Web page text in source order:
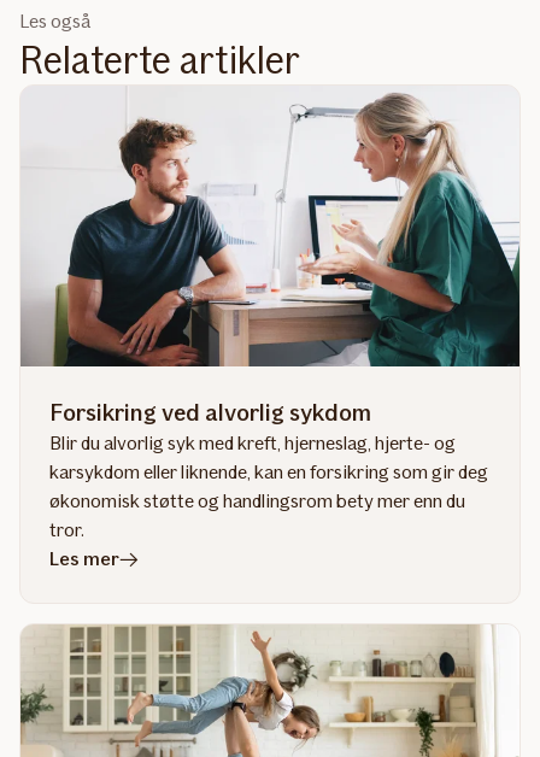
Les også
Relaterte artikler
Forsikring ved alvorlig sykdom
Blir du alvorlig syk med kreft, hjerneslag, hjerte- og
karsykdom eller liknende, kan en forsikring som gir deg
økonomisk støtte og handlingsrom bety mer enn du
tror.
Les meri
alvorlig
sykdom